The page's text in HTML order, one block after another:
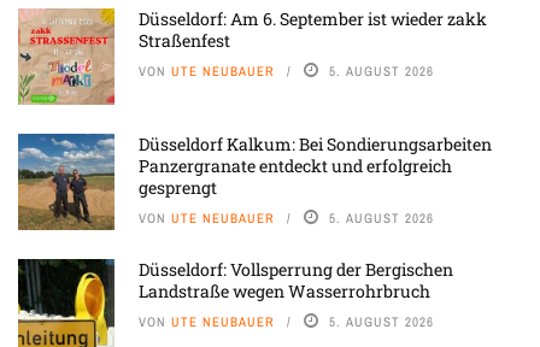
Düsseldorf: Am 6. September ist wieder zakk
Straßenfest
VON UTE NEUBAUER 5. AUGUST 2026
Düsseldorf Kalkum: Bei Sondierungsarbeiten
Panzergranate entdeckt und erfolgreich
gesprengt
VON UTE NEUBAUER 5. AUGUST 2026
Düsseldorf: Vollsperrung der Bergischen
Landstraße wegen Wasserrohrbruch
VON UTE NEUBAUER 5. AUGUST 2026